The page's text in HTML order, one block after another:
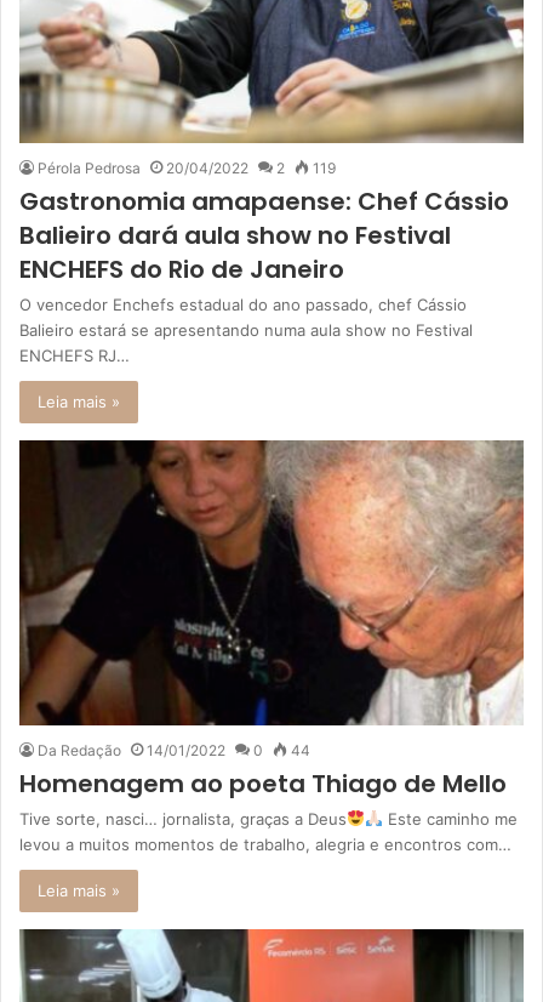
Pérola Pedrosa 20/04/2022 2 119
Gastronomia amapaense: Chef Cássio
Balieiro dará aula show no Festival
ENCHEFS do Rio de Janeiro
O vencedor Enchefs estadual do ano passado, chef Cássio
Balieiro estará se apresentando numa aula show no Festival
ENCHEFS RJ…
Leia mais »
Da Redação 14/01/2022 0 44
Homenagem ao poeta Thiago de Mello
Tive sorte, nasci… jornalista, graças a Deus
Este caminho me
levou a muitos momentos de trabalho, alegria e encontros com…
Leia mais »